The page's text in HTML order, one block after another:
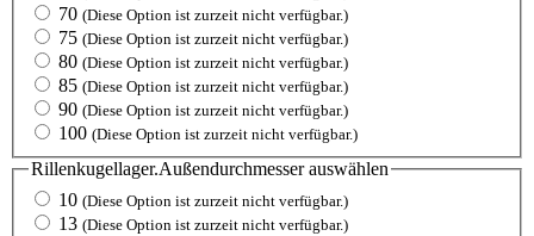
70 (Diese Option ist zurzeit nicht verfügbar.)
75 (Diese Option ist zurzeit nicht verfügbar.)
80 (Diese Option ist zurzeit nicht verfügbar.)
85 (Diese Option ist zurzeit nicht verfügbar.)
90 (Diese Option ist zurzeit nicht verfügbar.)
100 (Diese Option ist zurzeit nicht verfügbar.)
Rillenkugellager.Außendurchmesserauswählen
10 (Diese Option ist zurzeit nicht verfügbar.)
13 (Diese Option ist zurzeit nicht verfügbar.)